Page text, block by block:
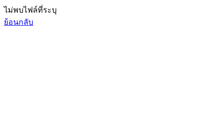
ไม่พบไฟล์ที่ระบุ
ย้อนกลับ